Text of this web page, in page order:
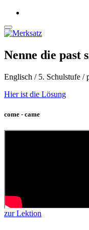
Nenne die past
Englisch / 5. Schulstufe /
Hier ist die Lösung
come - came
zur Lektion